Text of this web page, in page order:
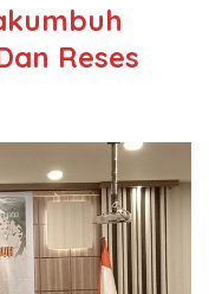
Reses